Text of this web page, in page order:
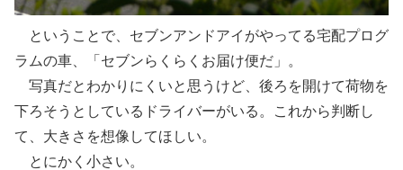
ということで、セブンアンドアイがやってる宅配プログ
ラムの車、「セブンらくらくお届け便だ」。
写真だとわかりにくいと思うけど、後ろを開けて荷物を
下ろそうとしているドライバーがいる。これから判断し
て、大きさを想像してほしい。
とにかく小さい。